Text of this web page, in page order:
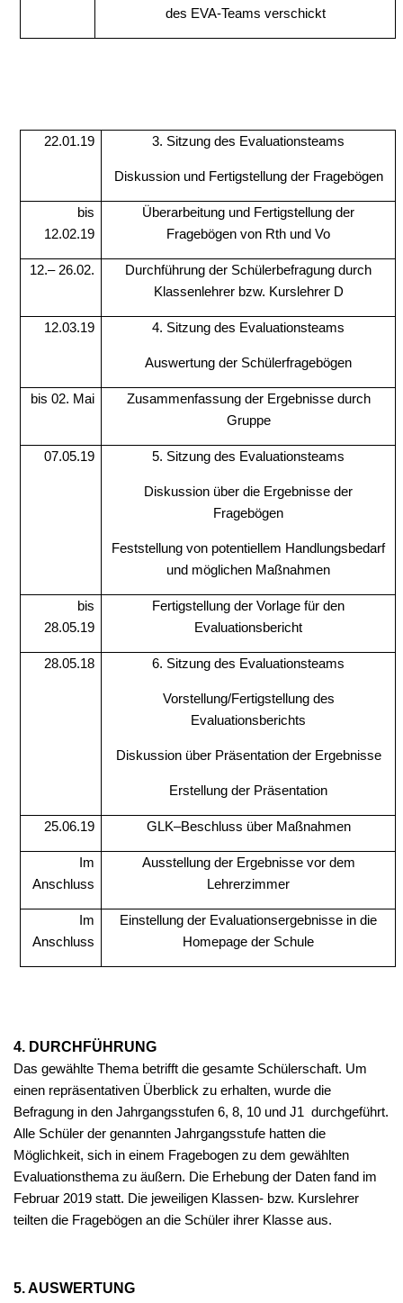
des EVA-Teams verschickt
22.01.19 3. Sitzung des Evaluationsteams
Diskussion und Fertigstellung der Fragebögen
bis
12.02.19
Überarbeitung und Fertigstellung der
Fragebögen von Rth und Vo
12.– 26.02.
Durchführung der Schülerbefragung durch
Klassenlehrer bzw. Kurslehrer D
12.03.19 4. Sitzung des Evaluationsteams
Auswertung der Schülerfragebögen
bis 02. Mai
Zusammenfassung der Ergebnisse durch
Gruppe
07.05.19 5. Sitzung des Evaluationsteams
Diskussion über die Ergebnisse der
Fragebögen
Feststellung von potentiellem Handlungsbedarf
und möglichen Maßnahmen
bis
28.05.19
Fertigstellung der Vorlage für den
Evaluationsbericht
28.05.18 6. Sitzung des Evaluationsteams
Vorstellung/Fertigstellung des
Evaluationsberichts
Diskussion über Präsentation der Ergebnisse
Erstellung der Präsentation
25.06.19 GLK–Beschluss über Maßnahmen
Im
Anschluss
Ausstellung der Ergebnisse vor dem
Lehrerzimmer
Im
Anschluss
Einstellung der Evaluationsergebnisse in die
Homepage der Schule
4. DURCHFÜHRUNG
Das gewählte Thema betrifft die gesamte Schülerschaft. Um
einen repräsentativen Überblick zu erhalten, wurde die
Befragung in den Jahrgangsstufen 6, 8, 10 und J1 durchgeführt.
Alle Schüler der genannten Jahrgangsstufe hatten die
Möglichkeit, sich in einem Fragebogen zu dem gewählten
Evaluationsthema zu äußern. Die Erhebung der Daten fand im
Februar 2019 statt. Die jeweiligen Klassen- bzw. Kurslehrer
teilten die Fragebögen an die Schüler ihrer Klasse aus.
5. AUSWERTUNG